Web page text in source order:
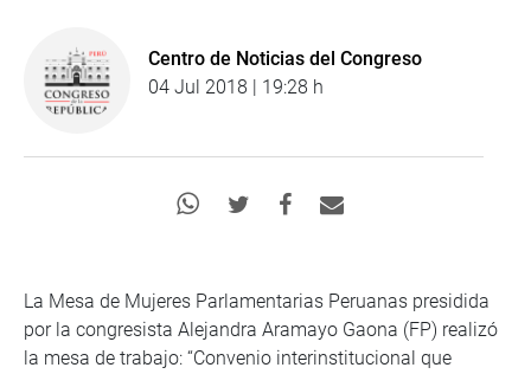
Centro de Noticias del Congreso
04 Jul 2018 | 19:28 h
La Mesa de Mujeres Parlamentarias Peruanas presidida
por la congresista Alejandra Aramayo Gaona (FP) realizó
la mesa de trabajo: “Convenio interinstitucional que